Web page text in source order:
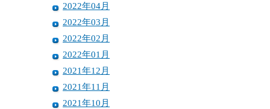
2022年04月
2022年03月
2022年02月
2022年01月
2021年12月
2021年11月
2021年10月